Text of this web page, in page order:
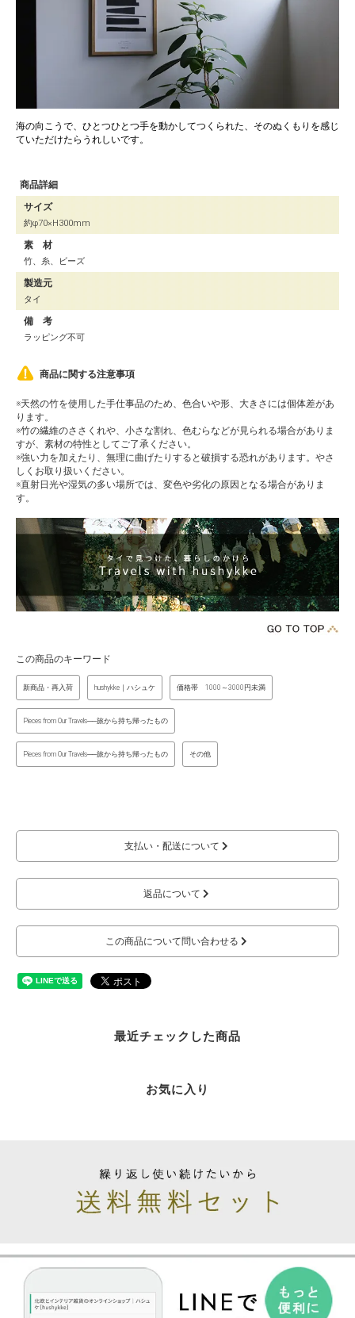
海の向こうで、ひとつひとつ手を動かしてつくられた、そのぬくもりを感じ
ていただけたらうれしいです。
商品詳細
サイズ
約φ70×H300mm
素 材
竹、糸、ビーズ
製造元
タイ
備 考
ラッピング不可
商品に関する注意事項
※天然の竹を使用した手仕事品のため、色合いや形、大きさには個体差があ
ります。
※竹の繊維のささくれや、小さな割れ、色むらなどが見られる場合がありま
すが、素材の特性としてご了承ください。
※強い力を加えたり、無理に曲げたりすると破損する恐れがあります。やさ
しくお取り扱いください。
※直射日光や湿気の多い場所では、変色や劣化の原因となる場合がありま
す。
この商品のキーワード
新商品・再入荷 hushykke｜ハシュケ 価格帯 1000～3000円未満
Pieces from Our Travels──旅から持ち帰ったもの
Pieces from Our Travels──旅から持ち帰ったもの その他
支払い・配送について
返品について
この商品について問い合わせる
最近チェックした商品
お気に入り